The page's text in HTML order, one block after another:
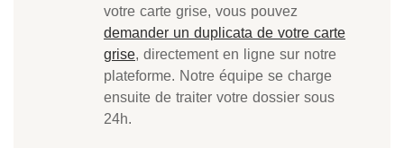
votre carte grise, vous pouvez
demander un duplicata de votre carte
grise, directement en ligne sur notre
plateforme. Notre équipe se charge
ensuite de traiter votre dossier sous
24h.